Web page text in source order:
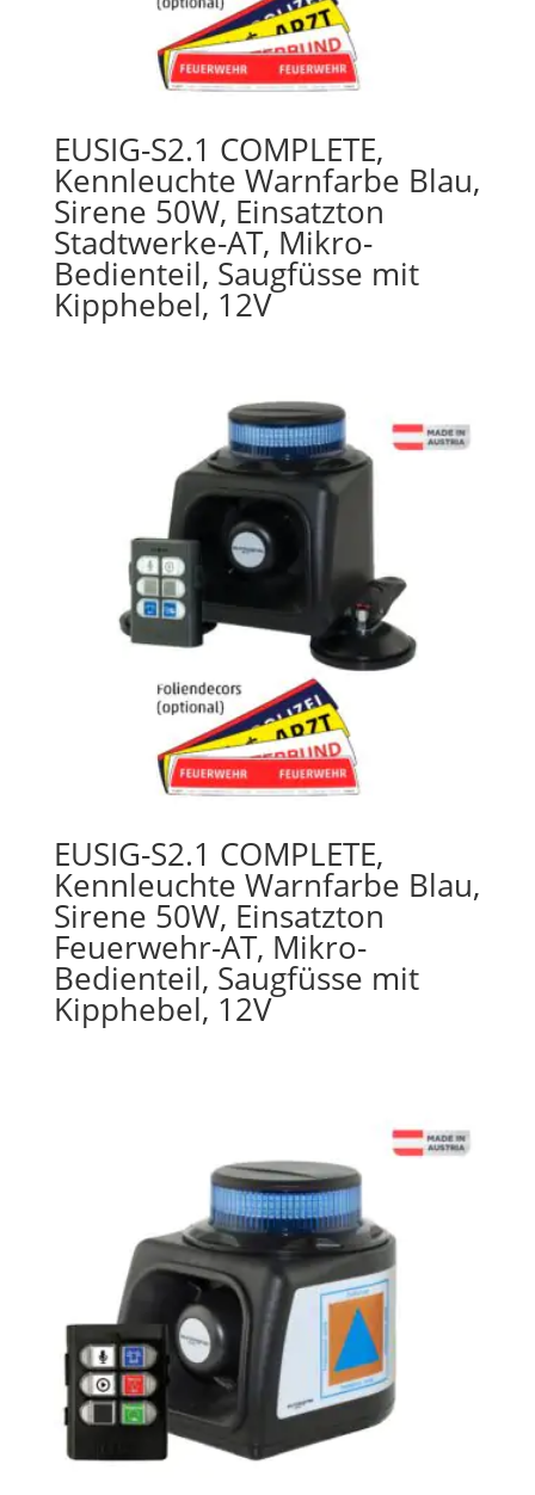
EUSIG-S2.1 COMPLETE,
Kennleuchte Warnfarbe Blau,
Sirene 50W, Einsatzton
Stadtwerke-AT, Mikro-
Bedienteil, Saugfüsse mit
Kipphebel, 12V
EUSIG-S2.1 COMPLETE,
Kennleuchte Warnfarbe Blau,
Sirene 50W, Einsatzton
Feuerwehr-AT, Mikro-
Bedienteil, Saugfüsse mit
Kipphebel, 12V